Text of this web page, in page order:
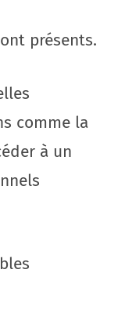
présents.
comme la
à un